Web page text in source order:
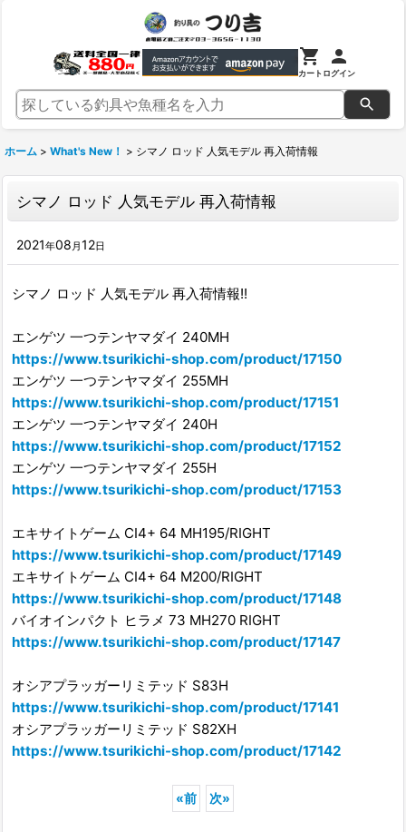
カートログイン
ホーム > What's New！ > シマノ ロッド 人気モデル 再入荷情報
シマノ ロッド 人気モデル 再入荷情報
2021年08 月12日
シマノ ロッド 人気モデル 再入荷情報!!
エンゲツ 一つテンヤマダイ 240MH
https://www.tsurikichi-shop.com/product/17150
エンゲツ 一つテンヤマダイ 255MH
https://www.tsurikichi-shop.com/product/17151
エンゲツ 一つテンヤマダイ 240H
https://www.tsurikichi-shop.com/product/17152
エンゲツ 一つテンヤマダイ 255H
https://www.tsurikichi-shop.com/product/17153
エキサイトゲーム CI4+ 64 MH195/RIGHT
https://www.tsurikichi-shop.com/product/17149
エキサイトゲーム CI4+ 64 M200/RIGHT
https://www.tsurikichi-shop.com/product/17148
バイオインパクト ヒラメ 73 MH270 RIGHT
https://www.tsurikichi-shop.com/product/17147
オシアプラッガーリミテッド S83H
https://www.tsurikichi-shop.com/product/17141
オシアプラッガーリミテッド S82XH
https://www.tsurikichi-shop.com/product/17142
«前 次»